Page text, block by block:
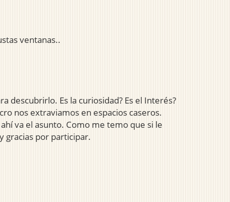
ventanas..
descubrirlo. Es la curiosidad? Es el Interés?
nos extraviamos en espacios caseros.
va el asunto. Como me temo que si le
gracias por participar.